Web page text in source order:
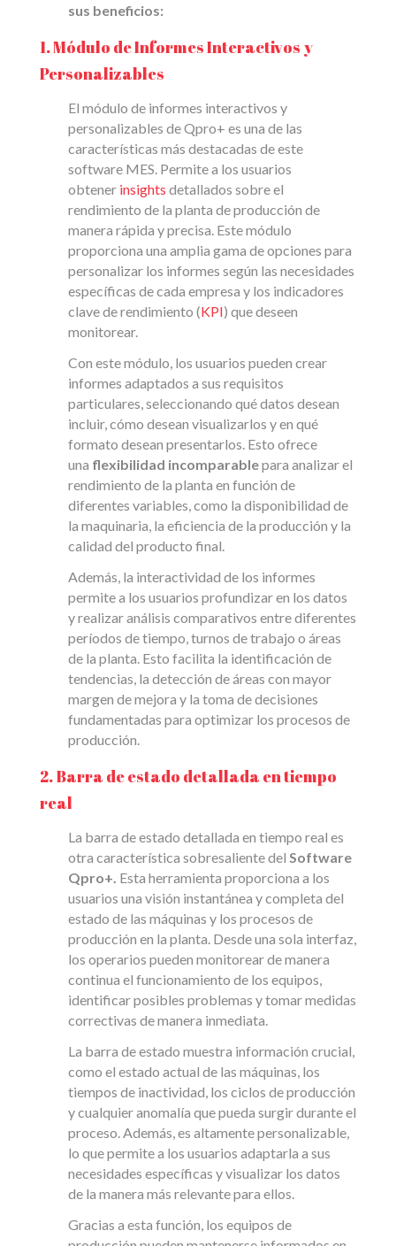
sus beneficios:
1. Módulo de Informes Interactivos y
Personalizables
El módulo de informes interactivos y
personalizables de Qpro+ es una de las
características más destacadas de este
software MES. Permite a los usuarios
obtener insights detallados sobre el
rendimiento de la planta de producción de
manera rápida y precisa. Este módulo
proporciona una amplia gama de opciones para
personalizar los informes según las necesidades
específicas de cada empresa y los indicadores
clave de rendimiento (KPI) que deseen
monitorear.
Con este módulo, los usuarios pueden crear
informes adaptados a sus requisitos
particulares, seleccionando qué datos desean
incluir, cómo desean visualizarlos y en qué
formato desean presentarlos. Esto ofrece
una flexibilidad incomparablepara analizar el
rendimiento de la planta en función de
diferentes variables, como la disponibilidad de
la maquinaria, la eficiencia de la producción y la
calidad del producto final.
Además, la interactividad de los informes
permite a los usuarios profundizar en los datos
y realizar análisis comparativos entre diferentes
períodos de tiempo, turnos de trabajo o áreas
de la planta. Esto facilita la identificación de
tendencias, la detección de áreas con mayor
margen de mejora y la toma de decisiones
fundamentadas para optimizar los procesos de
producción.
2. Barra de estado detallada en tiempo
real
La barra de estado detallada en tiempo real es
otra característica sobresaliente del Software
Qpro+. Esta herramienta proporciona a los
usuarios una visión instantánea y completa del
estado de las máquinas y los procesos de
producción en la planta. Desde una sola interfaz,
los operarios pueden monitorear de manera
continua el funcionamiento de los equipos,
identificar posibles problemas y tomar medidas
correctivas de manera inmediata.
La barra de estado muestra información crucial,
como el estado actual de las máquinas, los
tiempos de inactividad, los ciclos de producción
y cualquier anomalía que pueda surgir durante el
proceso. Además, es altamente personalizable,
lo que permite a los usuarios adaptarla a sus
necesidades específicas y visualizar los datos
de la manera más relevante para ellos.
Gracias a esta función, los equipos de